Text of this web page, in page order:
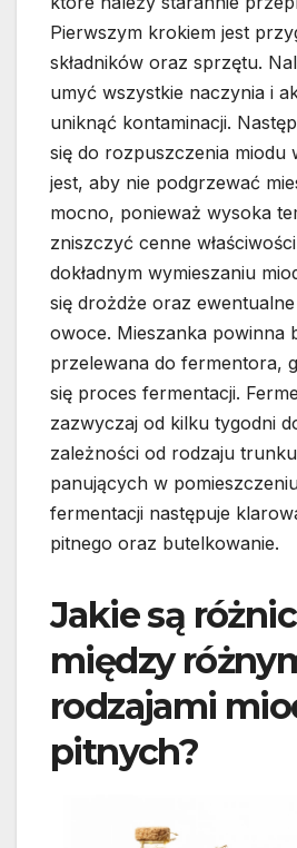
Pierwszym krokiem jest
składników oraz sprzętu.
umyć wszystkie naczynia i
uniknąć kontaminacji.
się do rozpuszczenia miodu
jest, aby nie podgrzewać
mocno, ponieważ wysoka
zniszczyć cenne
dokładnym wymieszaniu
się drożdże oraz
owoce. Mieszanka powinna
przelewana do fermentora,
się proces fermentacji.
zazwyczaj od kilku tygodni
zależności od rodzaju
panujących w
fermentacji następuje
pitnego oraz butelkowanie.
Jakie są
między
rodzajami
pitnych?